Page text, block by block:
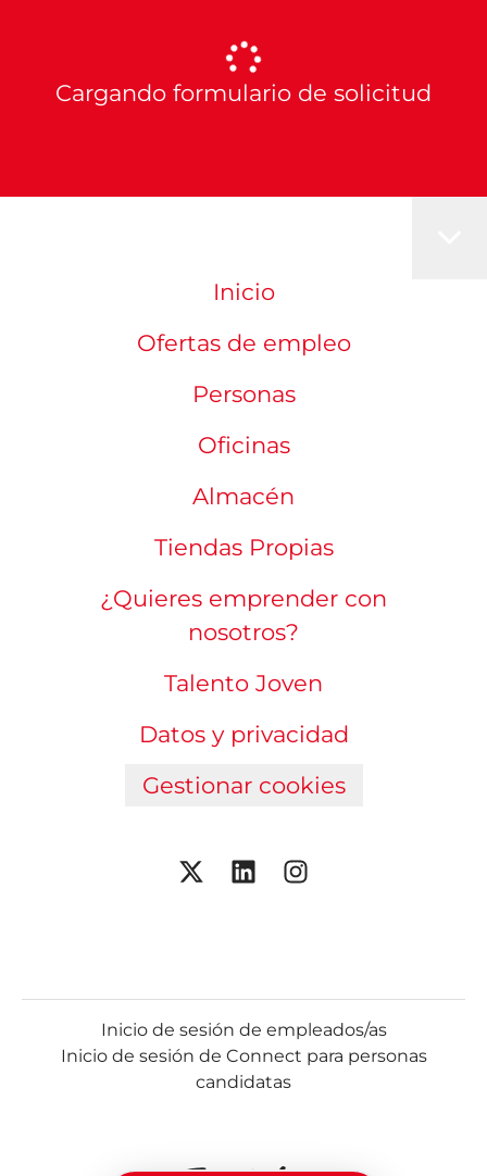
Cargando formulario de solicitud
Inicio
Ofertas de empleo
Personas
Oficinas
Almacén
Tiendas Propias
¿Quieres emprender con
nosotros?
Talento Joven
Datos y privacidad
Gestionar cookies
Inicio de sesión de empleados/as
Inicio de sesión de Connect para personas
candidatas